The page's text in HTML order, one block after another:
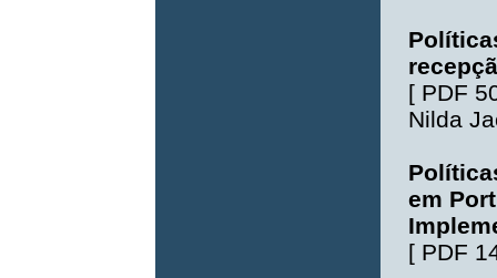
[ PDF
Nilda
em
[ PDF